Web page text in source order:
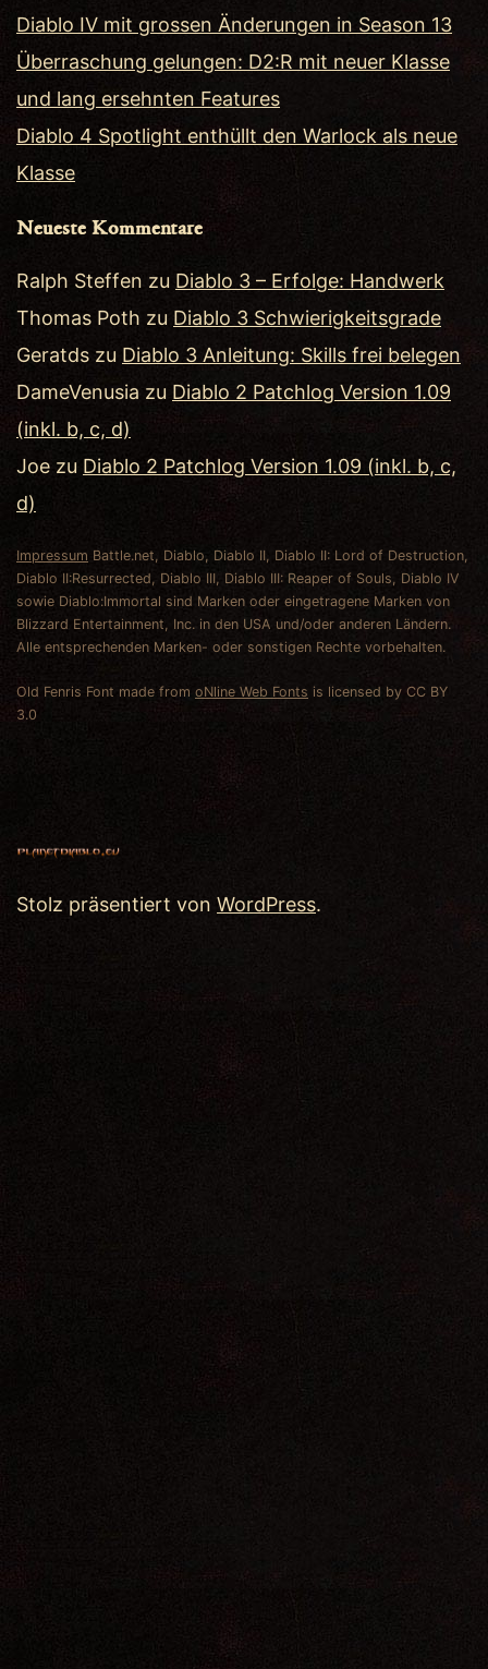
Diablo IV mit grossen Änderungen in Season 13
Überraschung gelungen: D2:R mit neuer Klasse
und lang ersehnten Features
Diablo 4 Spotlight enthüllt den Warlock als neue
Klasse
Neueste Kommentare
Ralph Steffen zu Diablo 3 – Erfolge: Handwerk
Thomas Poth zu Diablo 3 Schwierigkeitsgrade
Geratds zu Diablo 3 Anleitung: Skills frei belegen
DameVenusia zu Diablo 2 Patchlog Version 1.09
(inkl. b, c, d)
Joe zu Diablo 2 Patchlog Version 1.09 (inkl. b, c,
d)
Impressum Battle.net, Diablo, Diablo II, Diablo II: Lord of Destruction,
Diablo II:Resurrected, Diablo III, Diablo III: Reaper of Souls, Diablo IV
sowie Diablo:Immortal sind Marken oder eingetragene Marken von
Blizzard Entertainment, Inc. in den USA und/oder anderen Ländern.
Alle entsprechenden Marken- oder sonstigen Rechte vorbehalten.
Old Fenris Font made from oNline Web Fonts is licensed by CC BY
3.0
Stolz präsentiert von WordPress.